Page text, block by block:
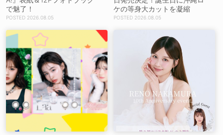
で魅了！
2026.08.05
ケの等身大カットを凝縮
2026.08.05